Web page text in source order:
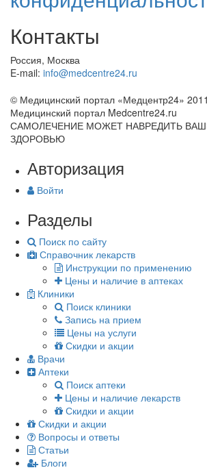
Контакты
Россия, Москва
E-mail: info@medcentre24.ru
© Медицинский портал «Медцентр24»
Медицинский портал Medcentre24.ru
САМОЛЕЧЕНИЕ МОЖЕТ НАВРЕДИТЬ
ЗДОРОВЬЮ
Авторизация
Войти
Разделы
Поиск по сайту
Справочник лекарств
Инструкции по применению
Цены и наличие в аптеках
Клиники
Поиск клиники
Запись на прием
Цены на услуги
Скидки и акции
Врачи
Аптеки
Поиск аптеки
Цены и наличие лекарств
Скидки и акции
Скидки и акции
Вопросы и ответы
Статьи
Блоги